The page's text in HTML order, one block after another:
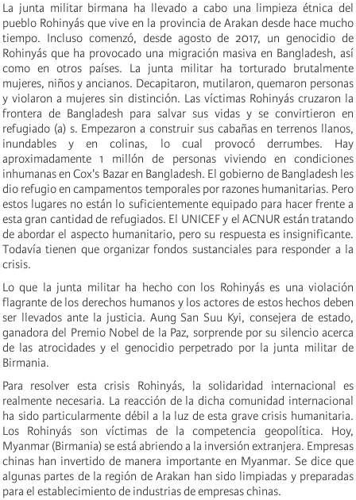
La junta militar birmana ha llevado a cabo una limpieza étnica del
pueblo Rohinyás que vive en la provincia de Arakan desde hace mucho
tiempo. Incluso comenzó, desde agosto de 2017, un genocidio de
Rohinyás que ha provocado una migración masiva en Bangladesh, así
como en otros países. La junta militar ha torturado brutalmente
mujeres, niños y ancianos. Decapitaron, mutilaron, quemaron personas
y violaron a mujeres sin distinción. Las víctimas Rohinyás cruzaron la
frontera de Bangladesh para salvar sus vidas y se convirtieron en
refugiado (a) s. Empezaron a construir sus cabañas en terrenos llanos,
inundables y en colinas, lo cual provocó derrumbes. Hay
aproximadamente 1 millón de personas viviendo en condiciones
inhumanas en Cox's Bazar en Bangladesh. El gobierno de Bangladesh les
dio refugio en campamentos temporales por razones humanitarias. Pero
estos lugares no están lo suficientemente equipado para hacer frente a
esta gran cantidad de refugiados. El UNICEF y el ACNUR están tratando
de abordar el aspecto humanitario, pero su respuesta es insignificante.
Todavía tienen que organizar fondos sustanciales para responder a la
crisis.
Lo que la junta militar ha hecho con los Rohinyás es una violación
flagrante de los derechos humanos y los actores de estos hechos deben
ser llevados ante la justicia. Aung San Suu Kyi, consejera de estado,
ganadora del Premio Nobel de la Paz, sorprende por su silencio acerca
de las atrocidades y el genocidio perpetrado por la junta militar de
Birmania.
Para resolver esta crisis Rohinyás, la solidaridad internacional es
realmente necesaria. La reacción de la dicha comunidad internacional
ha sido particularmente débil a la luz de esta grave crisis humanitaria.
Los Rohinyás son víctimas de la competencia geopolítica. Hoy,
Myanmar (Birmania) se está abriendo a la inversión extranjera. Empresas
chinas han invertido de manera importante en Myanmar. Se dice que
algunas partes de la región de Arakan han sido limpiadas y preparadas
para el establecimiento de industrias de empresas chinas.